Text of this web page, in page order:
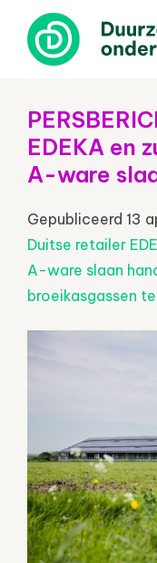
EDEKA en
A-ware
Gepubliceerd 13
Duitse retailer
A-ware slaan
broeikasgassen